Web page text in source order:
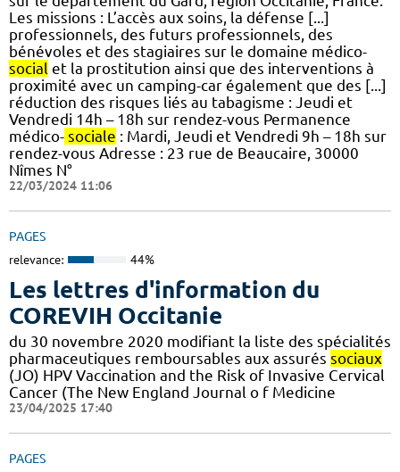
Les missions : L’accès aux soins, la défense [...]
professionnels, des futurs professionnels, des
bénévoles et des stagiaires sur le domaine médico-
social et la prostitution ainsi que des interventions à
proximité avec un camping-car également que des [...]
réduction des risques liés au tabagisme : Jeudi et
Vendredi 14h – 18h sur rendez-vous Permanence
médico- sociale : Mardi, Jeudi et Vendredi 9h – 18h sur
rendez-vous Adresse : 23 rue de Beaucaire, 30000
Nîmes N°
22/03/2024 11:06
PAGES
relevance: 44%
Les lettres d'information du
COREVIH Occitanie
du 30 novembre 2020 modifiant la liste des spécialités
pharmaceutiques remboursables aux assurés sociaux
(JO) HPV Vaccination and the Risk of Invasive Cervical
Cancer (The New England Journal o f Medicine
23/04/2025 17:40
PAGES